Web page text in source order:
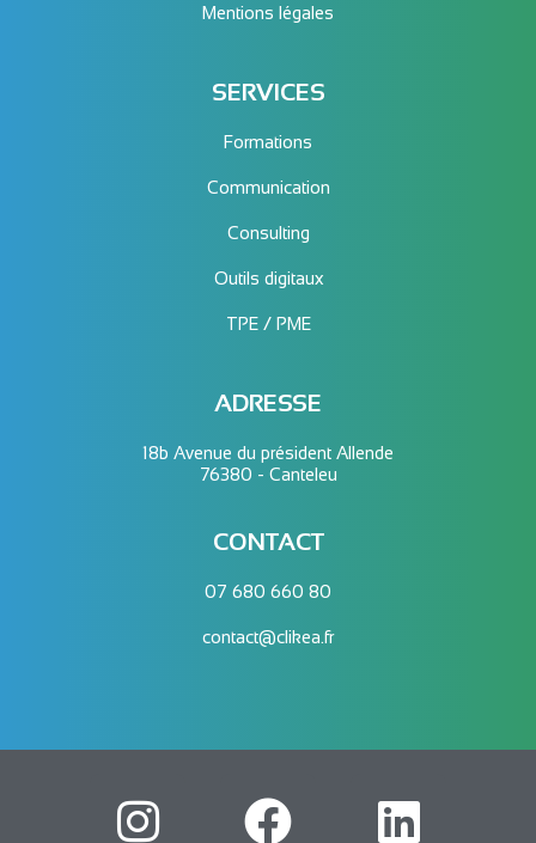
Mentions légales
SERVICES
Formations
Communication
Consulting
Outils digitaux
TPE / PME
ADRESSE
18b Avenue du président Allende
76380 - Canteleu
CONTACT
07 680 660 80
contact@clikea.fr